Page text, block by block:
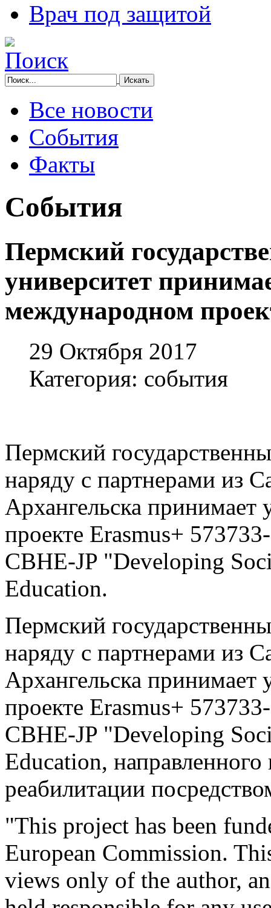
Врач под защитой
Все новости
События
Факты
События
Пермский
университет
международном
29 Октября 2017
Категория: события
Пермский
наряду с партнерами из
Архангельска
проекте Еrasmus+
CBHE-JP "Developing
Education.
Пермский
наряду с партнерами из
Архангельска
проекте Еrasmus+
CBHE-JP "Developing
Education,
реабилитации
"This project has been
European Commission.
views only of the author,